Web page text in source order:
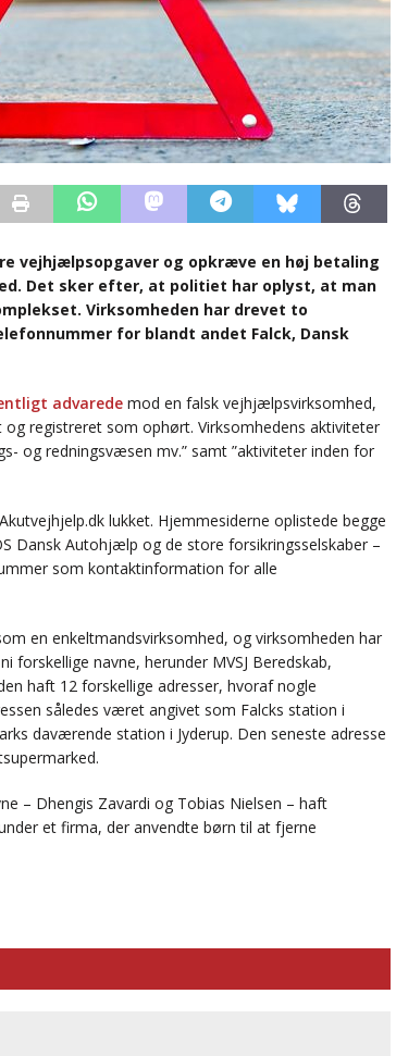
vejhjælpsopgaver og opkræve en høj betaling
Det sker efter, at politiet har oplyst, at man
Virksomheden har drevet to
for blandt andet Falck, Dansk
advarede mod en falsk vejhjælpsvirksomhed,
registreret som ophørt. Virksomhedens aktiviteter
og redningsvæsen mv.” samt ”aktiviteter inden for
lukket. Hjemmesiderne oplistede begge
Dansk Autohjælp og de store forsikringsselskaber –
som kontaktinformation for alle
en enkeltmandsvirksomhed, og virksomheden har
navne, herunder MVSJ Beredskab,
haft 12 forskellige adresser, hvoraf nogle
således været angivet som Falcks station i
daværende station i Jyderup. Den seneste adresse
– Dhengis Zavardi og Tobias Nielsen – haft
et firma, der anvendte børn til at fjerne